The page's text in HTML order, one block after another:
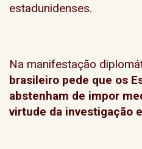
estadunidenses.
Na manifestação
brasileiro pede que os
abstenham de impor
virtude da investigação